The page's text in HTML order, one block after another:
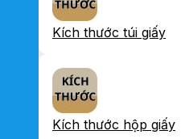
Kích thước túi giấy
Kích thước hộp giấy